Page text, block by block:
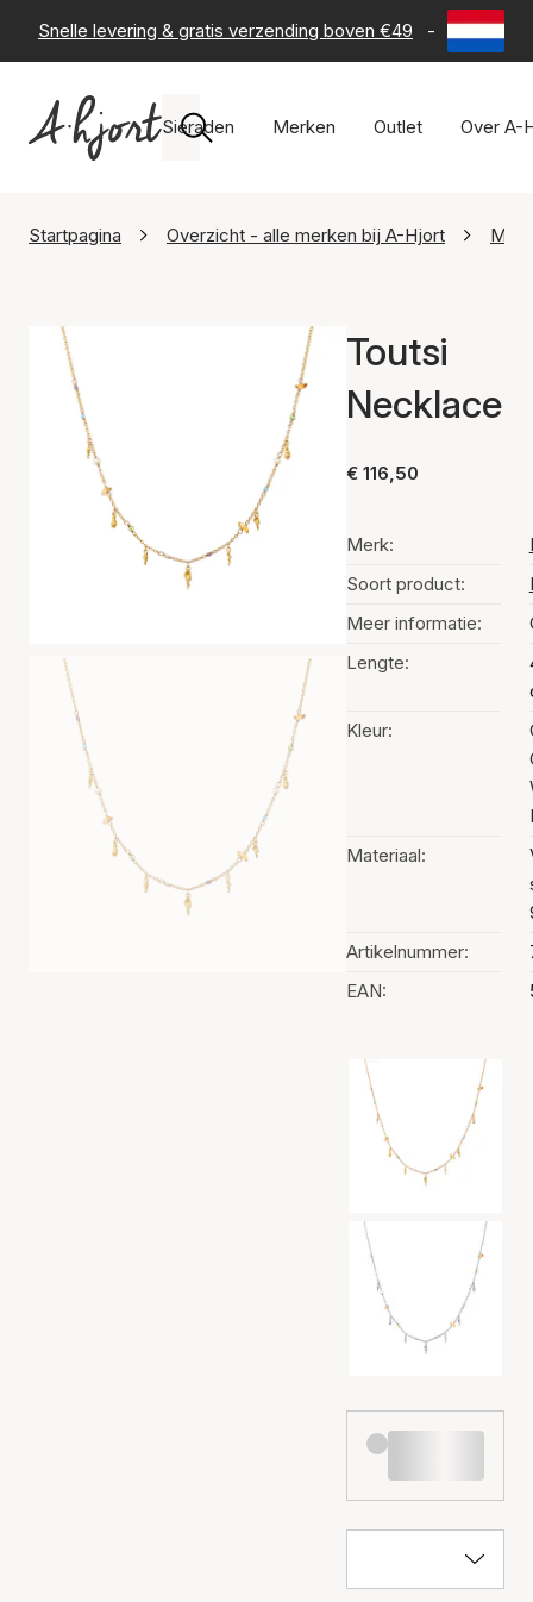
Snelle levering & gratis verzending boven €49 - 60 dagen
Sieraden Merken Outlet Over A-
Startpagina Overzicht - alle merken bij A-Hjort
Toutsi
Necklace
€ 116,50
Merk:
Soort product:
Meer informatie:
Lengte:
Kleur:
Materiaal:
Artikelnummer:
EAN:
Kleurselectie